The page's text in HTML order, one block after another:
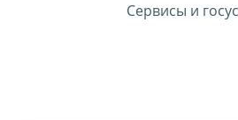
Сервисы и